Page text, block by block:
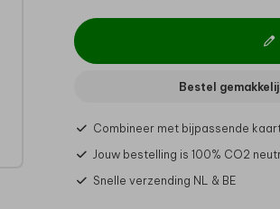
Bestel
Combineer met bijpassende
Jouw bestelling is 100% CO2
Snelle verzending NL & BE